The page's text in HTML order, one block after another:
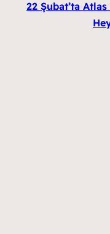
22 Şubat’ta